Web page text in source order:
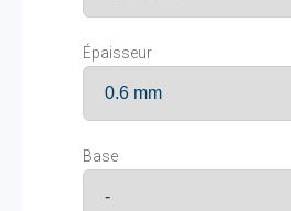
Épaisseur
Base